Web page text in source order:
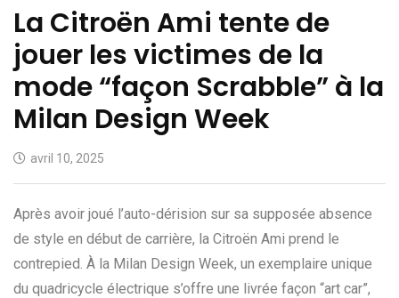
La Citroën Ami tente de
jouer les victimes de la
mode “façon Scrabble” à la
Milan Design Week
avril 10, 2025
Après avoir joué l’auto-dérision sur sa supposée absence
de style en début de carrière, la Citroën Ami prend le
contrepied. À la Milan Design Week, un exemplaire unique
du quadricycle électrique s’offre une livrée façon “art car”,